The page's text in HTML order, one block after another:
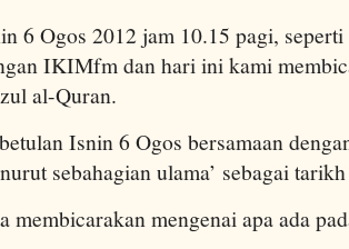
6 Ogos 2012 jam 10.15 pagi,
IKIMfm dan hari ini kami
al-Quran.
Isnin 6 Ogos bersamaan
sebahagian ulama’ sebagai
membicarakan mengenai apa ada